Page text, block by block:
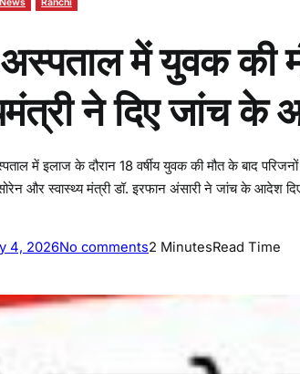
Ranchi
में युवक की
ने दिए जांच के
में इलाज के दौरान 18 वर्षीय युवक की मौत के बाद
और स्वास्थ्य मंत्री डॉ. इरफान अंसारी ने जांच के आदेश
4, 2026No commentso
रां
2 MinutesRead Time